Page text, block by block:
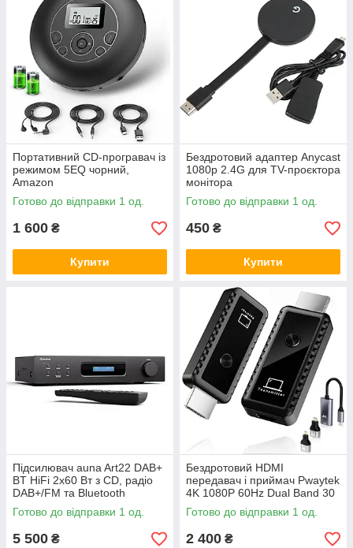
Портативний CD-програвач із
режимом 5EQ чорний,
Amazon
Готово до відправки 1 од.
1 600 ₴
Купити
Бездротовий адаптер Anycast
1080p 2.4G для TV-проєктора
монітора
Готово до відправки 1 од.
450 ₴
Купити
Підсилювач auna Art22 DAB+
BT HiFi 2x60 Вт з CD, радіо
DAB+/FM та Bluetooth
Готово до відправки 1 од.
5 500 ₴
Бездротовий HDMI
передавач і приймач Pwaytek
4K 1080P 60Hz Dual Band 30
м
Готово до відправки 1 од.
2 400 ₴